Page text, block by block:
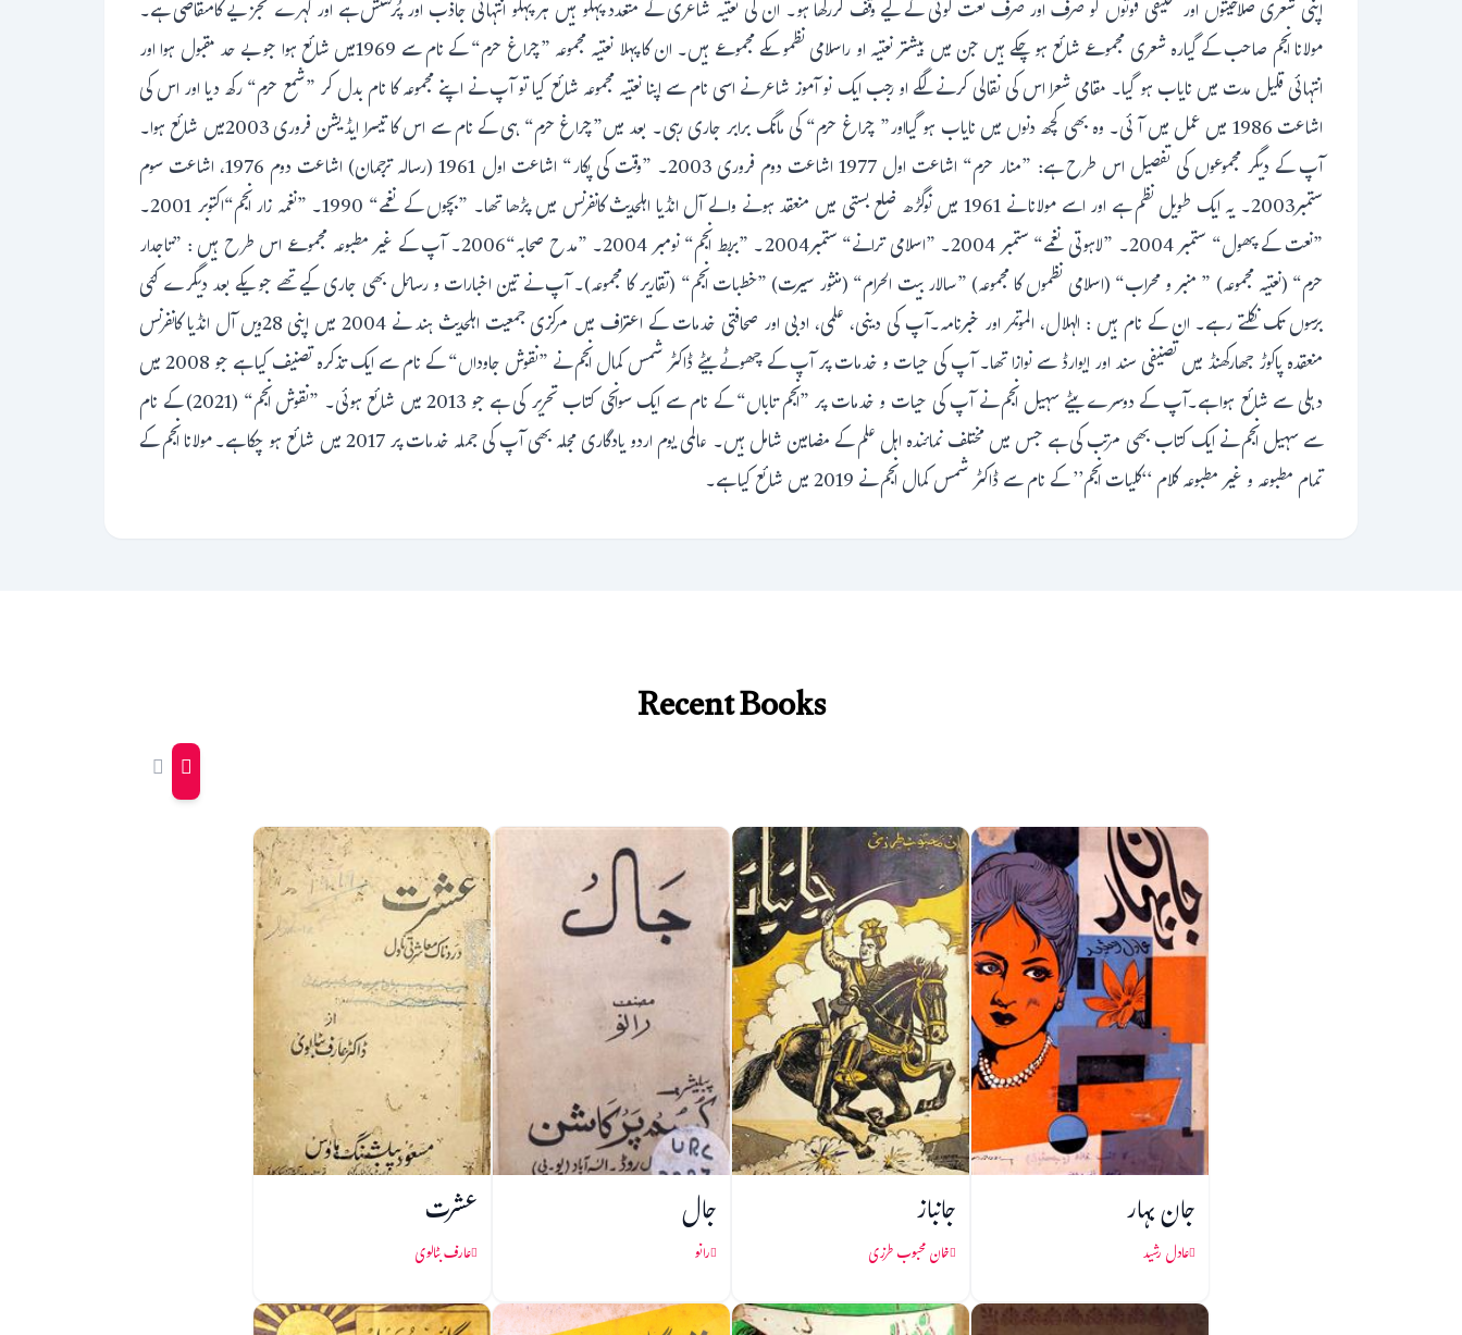
اپنی شعری صلاحیتوں اور تخلیقی قوتوں کو صرف اور صرف نعت گوئی کے لیے وقف کررکھا ہو۔ ان کی نعتیہ شاعری کے متعدد پہلو ہیں ہر پہلو انتہائی جاذب اور پُرکشش ہے اور گہرے تجزیے کامتقاضی ہے۔
مولانا انجم صاحب کے گیارہ شعری مجموعے شائع ہو چکے ہیں جن میں بیشتر نعتیہ او راسلامی نظمو ںکے مجموعے ہیں۔ ان کا پہلا نعتیہ مجموعہ ”چراغ حرم“ کے نام سے 1969میں شائع ہوا جو بے حد مقبول ہوا اور
انتہائی قلیل مدت میں نایاب ہو گیا۔ مقامی شعرا اس کی نقالی کرنے لگے او رجب ایک نو آموز شاعر نے اسی نام سے اپنا نعتیہ مجموعہ شائع کیا تو آپ نے اپنے مجموعہ کا نام بدل کر ”شمع حرم“ رکھ دیا اور اس کی
اشاعت 1986 میں عمل میں آئی۔ وہ بھی کچھ دنوں میں نایاب ہو گیااور” چراغ حرم“ کی مانگ برابر جاری رہی۔ بعد میں”چراغ حرم“ ہی کے نام سے اس کا تیسرا ایڈیشن فروری 2003میں شائع ہوا۔
آپ کے دیگر مجموعوں کی تفصیل اس طرح ہے: ”منار حرم“ اشاعت اول 1977 اشاعت دوم فروری 2003۔ ”وقت کی پکار“ اشاعت اول 1961 (رسالہ ترجمان) اشاعت دوم 1976، اشاعت سوم
ستمبر2003۔ یہ ایک طویل نظم ہے اور اسے مولانا نے 1961 میں نوگڑھ ضلع بستی میں منعقد ہونے والے آل انڈیا اہلحدیث کانفرنس میں پڑھا تھا۔ ”بچوں کے نغمے“ 1990۔ ”نغمہ زار انجم“اکتوبر 2001۔
”نعت کے پھول“ ستمبر 2004۔ ”لاہوتی نغمے“ ستمبر 2004۔ ”اسلامی ترانے“ ستمبر2004۔ ”بربط انجم“ نومبر 2004۔ ”مدح صحابہ“2006۔ آپ کے غیر مطبوعہ مجموعے اس طرح ہیں : ”تاجدار
حرم“ (نعتیہ مجموعہ) ” منبر و محراب“ (اسلامی نظموں کا مجموعہ) ”سالار بیت الحرام“ (منثور سیرت) ”خطبات انجم“ (تقاریر کا مجموعہ)۔ آپ نے تین اخبارات و رسائل بھی جاری کیے تھے جو یکے بعد دیگرے کئی
برسوں تک نکلتے رہے۔ ان کے نام ہیں : الہلال، الموتمر اور خبرنامہ۔آپ کی دینی، علمی، ادبی اور صحافتی خدمات کے اعتراف میں مرکزی جمعیت اہلحدیث ہند نے 2004 میں اپنی 28ویں آل انڈیا کانفرنس
منعقدہ پاکوڑ جھارکھنڈ میں تصنیفی سند اور ایوارڈ سے نوازا تھا۔ آپ کی حیات و خدمات پر آپ کے چھوٹے بیٹے ڈاکٹر شمس کمال انجم نے ”نقوش جاوداں“ کے نام سے ایک تذکرہ تصنیف کیا ہے جو 2008 میں
دہلی سے شائع ہوا ہے۔آپ کے دوسرے بیٹے سہیل انجم نے آپ کی حیات و خدمات پر ”انجم تاباں“ کے نام سے ایک سوانحی کتاب تحریر کی ہے جو 2013 میں شائع ہوئی۔ ”نقوش انجم“ (2021) کے نام
سے سہیل انجم نے ایک کتاب بھی مرتب کی ہے جس میں مختلف نمائندہ اہل علم کے مضامین شامل ہیں۔ عالمی یوم اردو یادگاری مجلہ بھی آپ کی جملہ خدمات پر 2017 میں شائع ہو چکا ہے۔ مولانا انجم کے
تمام مطبوعہ و غیر مطبوعہ کلام ‘‘کلیات انجم’’ کے نام سے ڈاکٹر شمس کمال انجم نے 2019 میں شائع کیا ہے۔
Recent Books
جان بہار
عادل رشید
جانباز
خان محبوب طرزی
جال
رانو
عشرت
عارف بٹالوی